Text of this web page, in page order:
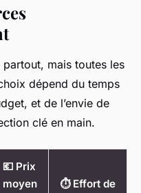
mais toutes les
dépend du temps
et de l’envie de
clé en main.
💶 Prix
moyen
⏱️ Effort de